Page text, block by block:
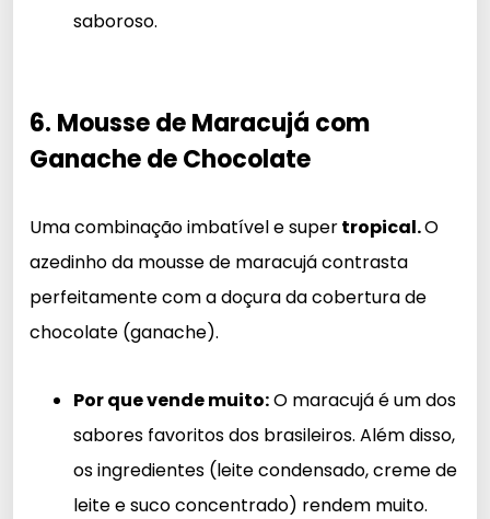
saboroso.
6. Mousse de Maracujá com
Ganache de Chocolate
Uma combinação imbatível e supertropical.O
azedinho da mousse de maracujá contrasta
perfeitamente com a doçura da cobertura de
chocolate (ganache).
Por que vende muito:O maracujá é um dos
sabores favoritos dos brasileiros. Além disso,
os ingredientes (leite condensado, creme de
leite e suco concentrado) rendem muito.